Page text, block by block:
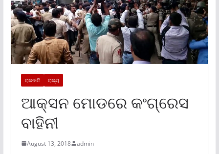
ରାଜନୀତି ରାଜ୍ୟ
ଆକ୍ସନ ମୋଡରେ କଂଗ୍ରେସ
ବାହିନୀ
August 13, 2018 admin